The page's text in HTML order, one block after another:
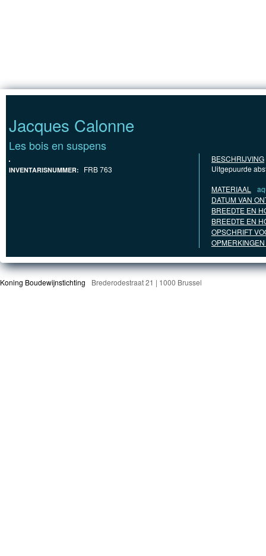
Jacques Calonne
Les bois en suspens
INVENTARISNUMMER: FRB 763
BESCHRIJVING
Uitgepuurde
MATERIAAL
DATUM VAN
BREEDTE EN
BREEDTE EN
OPSCHRIFT
Koning Boudewijnstichting Brederodestraat 21 | 1000 Brussel